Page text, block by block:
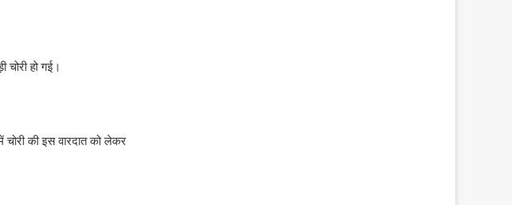
हो गई।
की इस वारदात को लेकर